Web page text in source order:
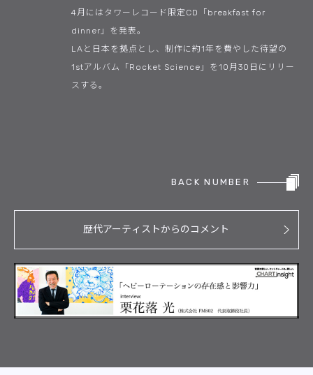
4月にはタワーレコード限定CD「breakfast for
dinner」を発表。
LAと日本を拠点とし、制作に約1年を費やした待望の
1stアルバム「Rocket Science」を10月30日にリリー
スする。
BACK NUMBER
歴代アーティストからのコメント